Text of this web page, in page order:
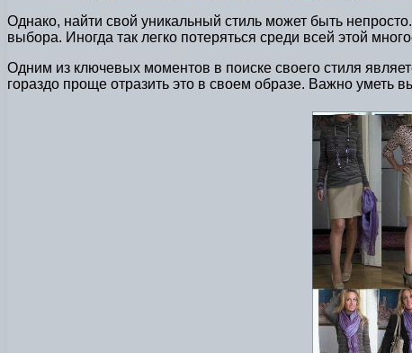
Однако, найти свой уникальный стиль может быть
выбора. Иногда так легко потеряться среди всей этой
Одним из ключевых моментов в поиске своего стиля
гораздо проще отразить это в своем образе. Важно уметь